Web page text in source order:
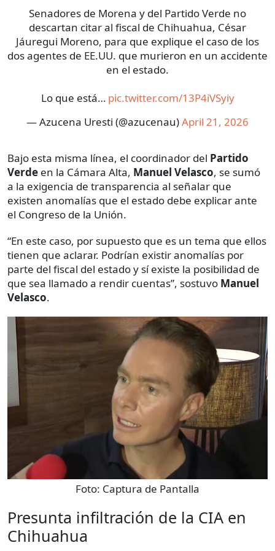
Senadores de Morena y del Partido Verde no
descartan citar al fiscal de Chihuahua, César
Jáuregui Moreno, para que explique el caso de los
dos agentes de EE.UU. que murieron en un accidente
en el estado.
Lo que está… pic.twitter.com/13P4iVSyiy
— Azucena Uresti (@azucenau)April 21, 2026
Bajo esta misma línea, el coordinador del Partido
Verde en la Cámara Alta, Manuel Velasco, se sumó
a la exigencia de transparencia al señalar que
existen anomalías que el estado debe explicar ante
el Congreso de la Unión.
“En este caso, por supuesto que es un tema que ellos
tienen que aclarar. Podrían existir anomalías por
parte del fiscal del estado y sí existe la posibilidad de
que sea llamado a rendir cuentas”, sostuvo Manuel
Velasco.
Foto: Captura de Pantalla
Presunta infiltración de la CIA en
Chihuahua